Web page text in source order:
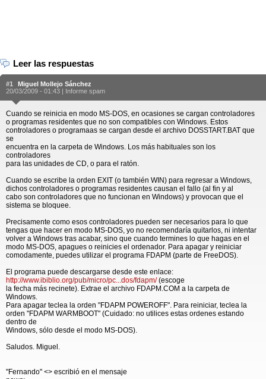
Leer las respuestas
#1
Miguel Mollejo Sánchez
20/03/2009 - 01:43 | Informe spam
Cuando se reinicia en modo MS-DOS, en ocasiones se cargan controladores
o programas residentes que no son compatibles con Windows. Estos
controladores o programaas se cargan desde el archivo DOSSTART.BAT que
se
encuentra en la carpeta de Windows. Los más habituales son los
controladores
para las unidades de CD, o para el ratón.
Cuando se escribe la orden EXIT (o también WIN) para regresar a Windows,
dichos controladores o programas residentes causan el fallo (al fin y al
cabo son controladores que no funcionan en Windows) y provocan que el
sistema se bloquee.
Precisamente como esos controladores pueden ser necesarios para lo que
tengas que hacer en modo MS-DOS, yo no recomendaría quitarlos, ni intentar
volver a Windows tras acabar, sino que cuando termines lo que hagas en el
modo MS-DOS, apagues o reinicies el ordenador. Para apagar y reiniciar
comodamente, puedes utilizar el programa FDAPM (parte de FreeDOS).
El programa puede descargarse desde este enlace:
http://www.ibiblio.org/pub/micro/pc...dos/fdapm/(escoge
la fecha más recinete). Extrae el archivo FDAPM.COM a la carpeta de
Windows.
Para apagar teclea la orden "FDAPM POWEROFF". Para reiniciar, teclea la
orden "FDAPM WARMBOOT" (Cuidado: no utilices estas ordenes estando
dentro de
Windows, sólo desde el modo MS-DOS).
Saludos. Miguel.
"Fernando" <> escribió en el mensaje